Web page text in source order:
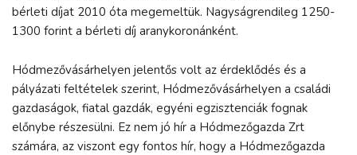
bérleti díjat 2010 óta megemeltük. Nagyságrendileg 1250-
1300 forint a bérleti díj aranykoronánként.
Hódmezővásárhelyen jelentős volt az érdeklődés és a
pályázati feltételek szerint, Hódmezővásárhelyen a családi
gazdaságok, fiatal gazdák, egyéni egzisztenciák fognak
előnybe részesülni. Ez nem jó hír a Hódmezőgazda Zrt
számára, az viszont egy fontos hír, hogy a Hódmezőgazda